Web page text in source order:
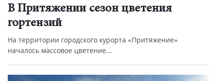
В Притяжении сезон цветения
гортензий
На территории городского курорта «Притяжение»
началось массовое цветение...